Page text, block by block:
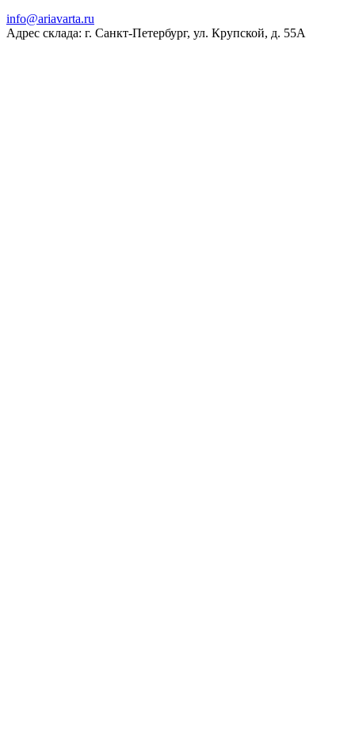
ur.atravaira@ofni
Адрес склада: г. Санкт-Петербург, ул. Крупской, д. 55А